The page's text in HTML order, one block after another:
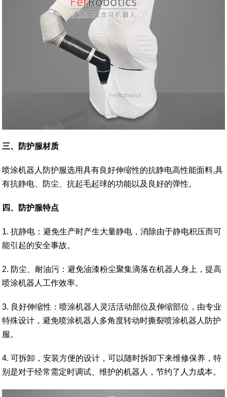
三、防护服材质
喷涂机器人防护服选用具有良好伸缩性的抗静电高性能面料,具
有抗静电、防尘、抗起毛起球的功能以及良好的弹性。
四、防护服特点
1. 抗静电：避免生产时产生大量静电，消除由于静电积压而可
能引起的安全事故。
2. 防尘、耐油污：避免油漆粉尘聚集滴落在机器人身上，提高
喷涂机器人工作效率。
3. 良好伸缩性：喷涂机器人灵活活动部位及伸缩部位，由专业
特殊设计，避免喷涂机器人多角度转动时撕裂喷涂机器人防护
服。
4. 可拆卸，安装方便的设计，可以随时拆卸下来维修保养，特
别是对于经常需定时调试、维护的机器人，节约了人力成本。